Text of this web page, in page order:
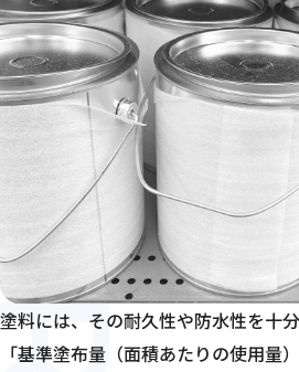
塗料には、その耐久性や防水性を十
「基準塗布量（面積あたりの使用量